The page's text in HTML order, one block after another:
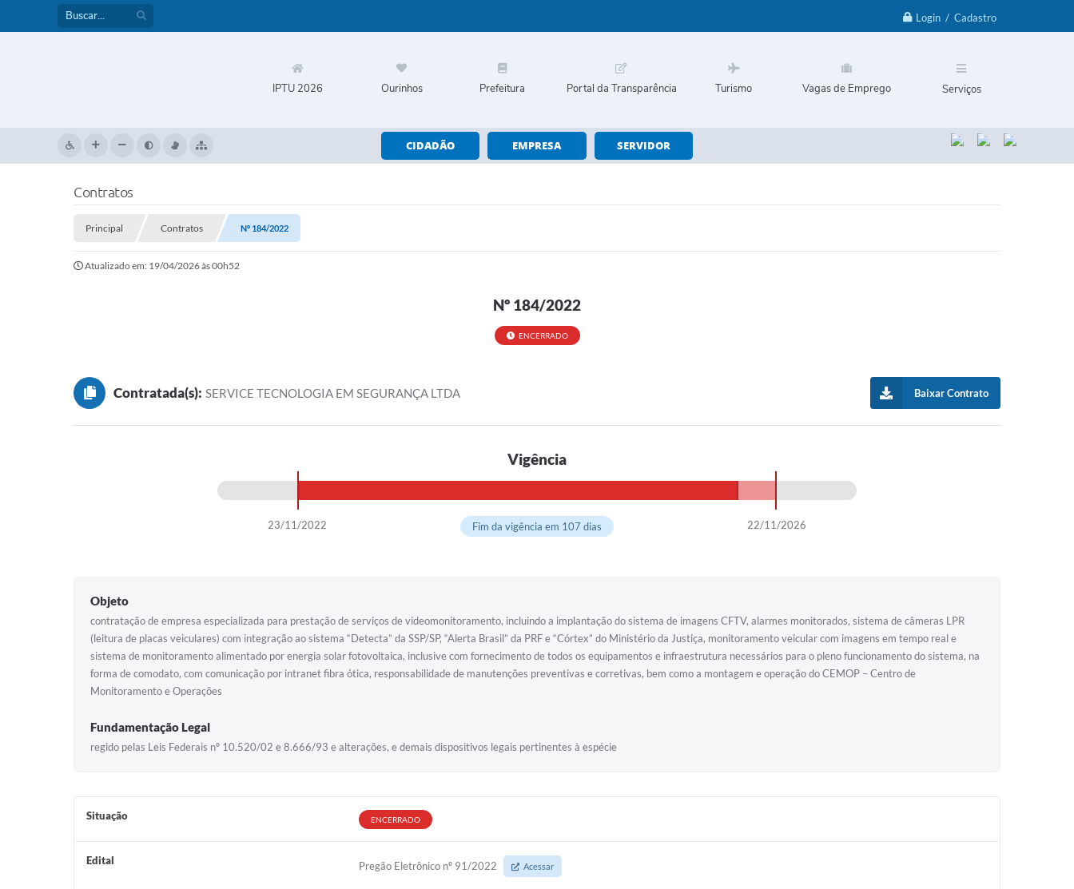
Login / Cadastro
IPTU 2026 Ourinhos Prefeitura Portal da Transparência Turismo Vagas de Emprego Serviços
CIDADÃO EMPRESA SERVIDOR
Contratos
Principal Contratos Nº 184/2022
Atualizado em: 19/04/2026 às 00h52
Nº 184/2022
ENCERRADO
Contratada(s): SERVICE TECNOLOGIA EM SEGURANÇA LTDA Baixar Contrato
Vigência
23/11/2022 22/11/2026
Fim da vigência em 107 dias
Objeto
contratação de empresa especializada para prestação de serviços de videomonitoramento, incluindo a implantação do sistema de imagens CFTV, alarmes monitorados, sistema de câmeras LPR
(leitura de placas veiculares) com integração ao sistema “Detecta” da SSP/SP, “Alerta Brasil” da PRF e “Córtex” do Ministério da Justiça, monitoramento veicular com imagens em tempo real e
sistema de monitoramento alimentado por energia solar fotovoltaica, inclusive com fornecimento de todos os equipamentos e infraestrutura necessários para o pleno funcionamento do sistema, na
forma de comodato, com comunicação por intranet fibra ótica, responsabilidade de manutenções preventivas e corretivas, bem como a montagem e operação do CEMOP – Centro de
Monitoramento e Operações
Fundamentação Legal
regido pelas Leis Federais nº 10.520/02 e 8.666/93 e alterações, e demais dispositivos legais pertinentes à espécie
Situação ENCERRADO
Edital Pregão Eletrônico nº 91/2022 Acessar